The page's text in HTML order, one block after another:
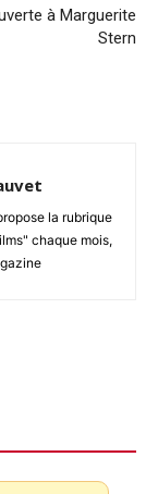
à Marguerite
Stern
la rubrique
chaque mois,